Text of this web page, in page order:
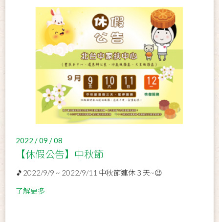
2022 / 09 / 08
【休假公告】中秋節
🎵2022/9/9 ~ 2022/9/11 中秋節連休３天~😉
了解更多